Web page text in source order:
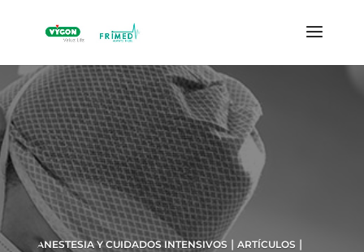
ANESTESIA Y CUIDADOS INTENSIVOS | ARTÍCULOS |